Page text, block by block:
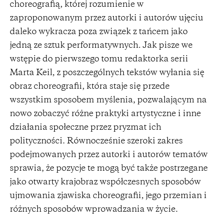
choreografią, której rozumienie w
zaproponowanym przez autorki i autorów ujęciu
daleko wykracza poza związek z tańcem jako
jedną ze sztuk performatywnych. Jak pisze we
wstępie do pierwszego tomu redaktorka serii
Marta Keil, z poszczególnych tekstów wyłania się
obraz choreografii, która staje się przede
wszystkim sposobem myślenia, pozwalającym na
nowo zobaczyć różne praktyki artystyczne i inne
działania społeczne przez pryzmat ich
polityczności. Równocześnie szeroki zakres
podejmowanych przez autorki i autorów tematów
sprawia, że pozycje te mogą być także postrzegane
jako otwarty krajobraz współczesnych sposobów
ujmowania zjawiska choreografii, jego przemian i
różnych sposobów wprowadzania w życie.